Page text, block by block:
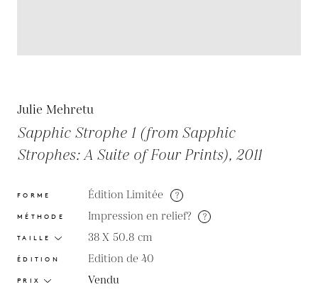
Julie Mehretu
Sapphic Strophe 1 (from Sapphic
Strophes: A Suite of Four Prints), 2011
FORME Édition Limitée ?
MÉTHODE Impression en relief? ?
TAILLE 38 X 50.8 cm
ÉDITION Edition de 40
PRIX Vendu